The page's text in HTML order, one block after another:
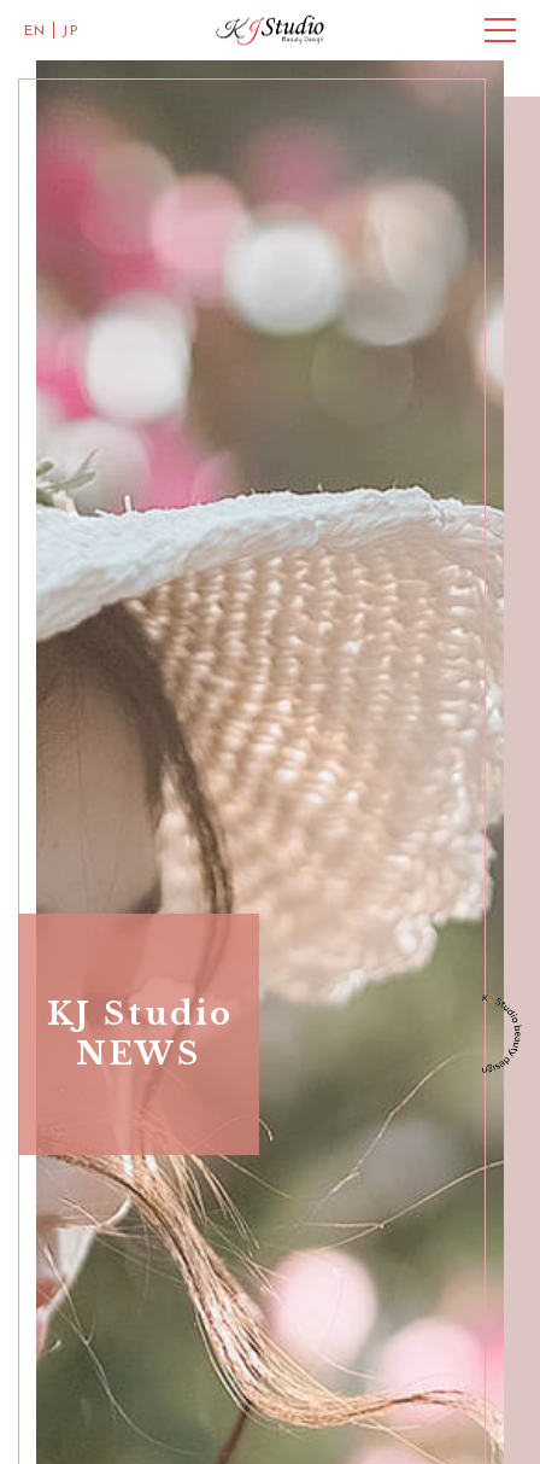
EN JP
Master of Eye Designs,
Clarke Quay
MISAKI
Skullful of Beauticians,
Katong
SALON INFO
GALLERY
BEAUTICIANS
MAKI MICHI SUMIRE
ACCESS
Beauty Masters,
Orchard
RISAKI
ACCESS
GALLERY MENU PRODUCT
KJ Studio
NEWS